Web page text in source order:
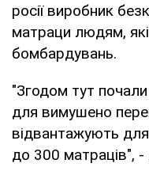
росії виробник
матраци людям,
бомбардувань.
"Згодом тут
для вимушено
відвантажують для
до 300 матраців",